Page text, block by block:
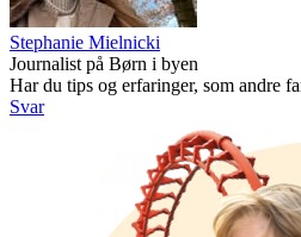
Stephanie Mielnicki
Journalist på Børn i byen
Har du tips og erfaringer, som andre
Svar